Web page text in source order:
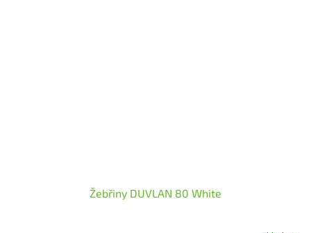
Žebřiny DUVLAN 80 White